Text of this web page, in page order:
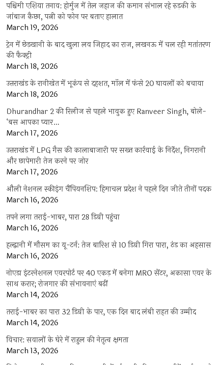
पश्चिमी एशिया तनाव: होर्मुज में तेल जहाज की कमान संभाल रहे रुड़की के
जांबाज कैप्टन, पत्नी को फोन पर बताए हालात
March 19, 2026
ट्रेन में छेड़खानी के बाद खुला लव जिहाद का राज, लखनऊ में चल रही मतांतरण
की फैक्ट्री
March 18, 2026
उत्तराखंड के रानीखेत में भूकंप से दहशत, मॉल में फंसे 20 घायलों को बचाया
March 18, 2026
Dhurandhar 2 की रिलीज से पहले भावुक हुए Ranveer Singh, बोले-
‘बस आपका प्यार…
March 17, 2026
उत्तराखंड में LPG गैस की कालाबाजारी पर सख्त कार्रवाई के निर्देश, निगरानी
और छापेमारी तेज करने पर जोर
March 17, 2026
औली नेशनल स्कीइंग चैंपियनशिप: हिमाचल प्रदेश ने पहले दिन जीते तीनों पदक
March 16, 2026
तपने लगा तराई-भाबर, पारा 28 डिग्री पहुंचा
March 16, 2026
हल्द्वानी में मौसम का यू-टर्न: तेज बारिश से 10 डिग्री गिरा पारा, ठंड का अहसास
March 16, 2026
नोएडा इंटरनेशनल एयरपोर्ट पर 40 एकड़ में बनेगा MRO सेंटर, अकासा एयर के
साथ करार; रोजगार की संभावनाएं बढ़ीं
March 14, 2026
तराई-भाबर का पारा 32 डिग्री के पार, एक दिन बाद लंबी राहत की उम्मीद
March 14, 2026
विचार: सवालों के घेरे में राहुल की नेतृत्व क्षमता
March 13, 2026